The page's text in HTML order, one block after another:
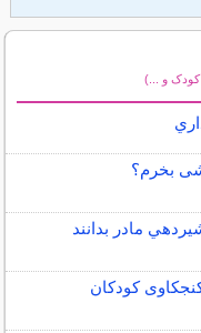
کودک و ...)
بخرم؟
مادر بدانند